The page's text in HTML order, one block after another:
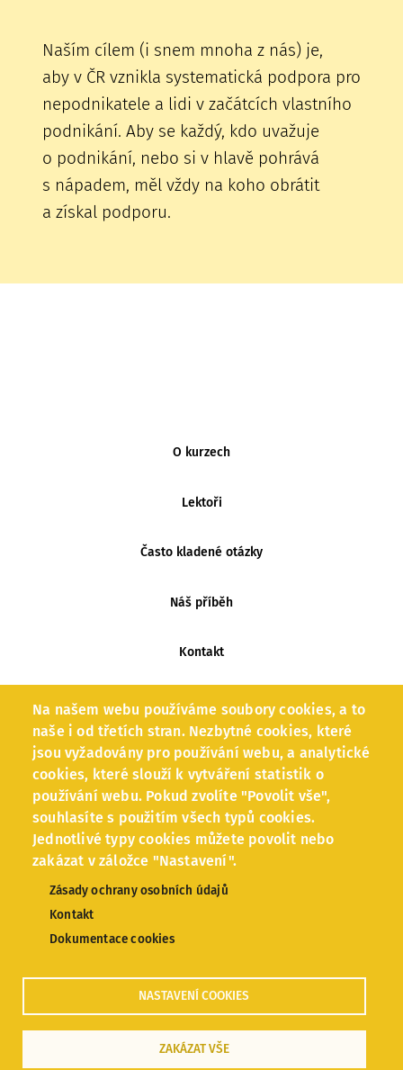
Naším cílem (i snem mnoha z nás) je,
aby v ČR vznikla systematická podpora pro
nepodnikatele a lidi v začátcích vlastního
podnikání. Aby se každý, kdo uvažuje
o podnikání, nebo si v hlavě pohrává
s nápadem, měl vždy na koho obrátit
a získal podporu.
O kurzech
Lektoři
Často kladené otázky
Náš příběh
Kontakt
Zpracování osobních údajů
Facebook
Instagram
Vytvořeno vPuzzleWebs
Celonárodní podporu podnikavosti
Na našem webu používáme soubory cookies, a to
naše i od třetích stran. Nezbytné cookies, které
jsou vyžadovány pro používání webu, a analytické
cookies, které slouží k vytváření statistik o
používání webu. Pokud zvolíte "Povolit vše",
souhlasíte s použitím všech typů cookies.
Jednotlivé typy cookies můžete povolit nebo
zakázat v záložce "Nastavení".
Zásady ochrany osobních údajů
Kontakt
Dokumentace cookies
NASTAVENÍ COOKIES
ZAKÁZAT VŠE